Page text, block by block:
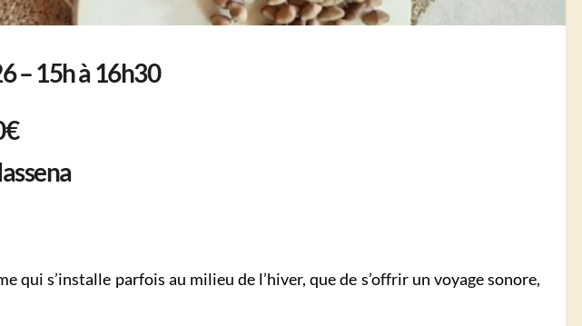
– 15h à 16h30
qui s’installe parfois au milieu de l’hiver, que de s’offrir un voyage sonore,